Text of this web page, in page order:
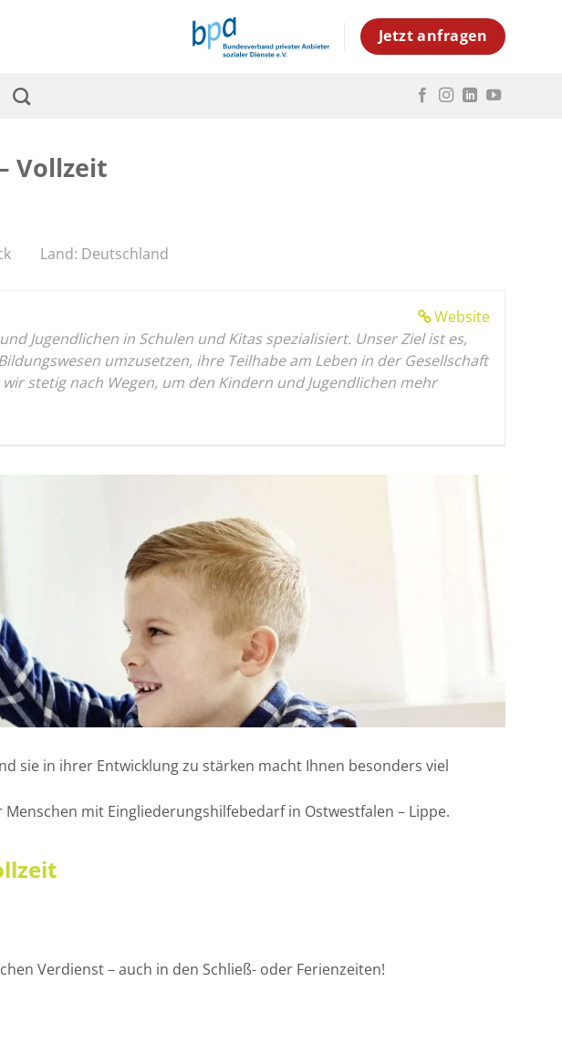
Jetzt anfragen
Vollzeit
Land: Deutschland
Website
Jugendlichen in Schulen und Kitas spezialisiert. Unser Ziel ist es,
umzusetzen, ihre Teilhabe am Leben in der Gesellschaft
stetig nach Wegen, um den Kindern und Jugendlichen mehr
sie in ihrer Entwicklung zu stärken macht Ihnen besonders viel
mit Eingliederungshilfebedarf in Ostwestfalen – Lippe.
Verdienst – auch in den Schließ- oder Ferienzeiten!